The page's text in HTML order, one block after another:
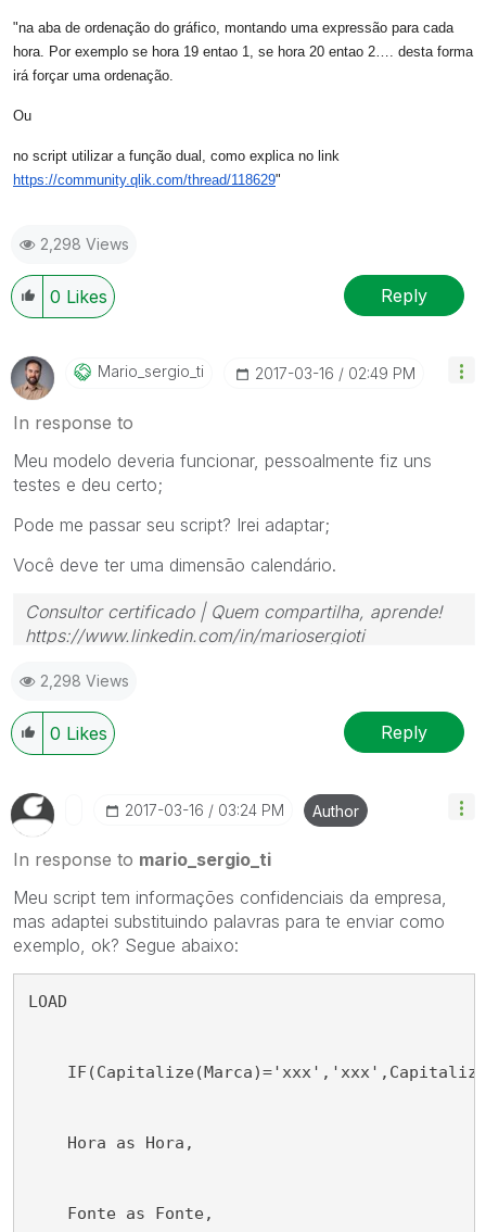
"na aba de ordenação do gráfico, montando uma expressão para cada
hora. Por exemplo se hora 19 entao 1, se hora 20 entao 2…. desta forma
irá forçar uma ordenação.
Ou
no script utilizar a função dual, como explica no link
https://community.qlik.com/thread/118629"
2,298 Views
0 Likes Reply
Mario_sergio_ti ‎2017-03-16 02:49 PM
In response to
Meu modelo deveria funcionar, pessoalmente fiz uns
testes e deu certo;
Pode me passar seu script? Irei adaptar;
Você deve ter uma dimensão calendário.
Consultor certificado | Quem compartilha, aprende!
https://www.linkedin.com/in/mariosergioti
2,298 Views
0 Likes Reply
‎2017-03-16 03:24 PM Author
In response to mario_sergio_ti
Meu script tem informações confidenciais da empresa,
mas adaptei substituindo palavras para te enviar como
exemplo, ok? Segue abaixo:
LOAD
Hora as Hora,
Fonte as Fonte,